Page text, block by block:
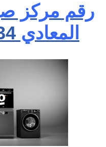
رقم مركز
المعادي